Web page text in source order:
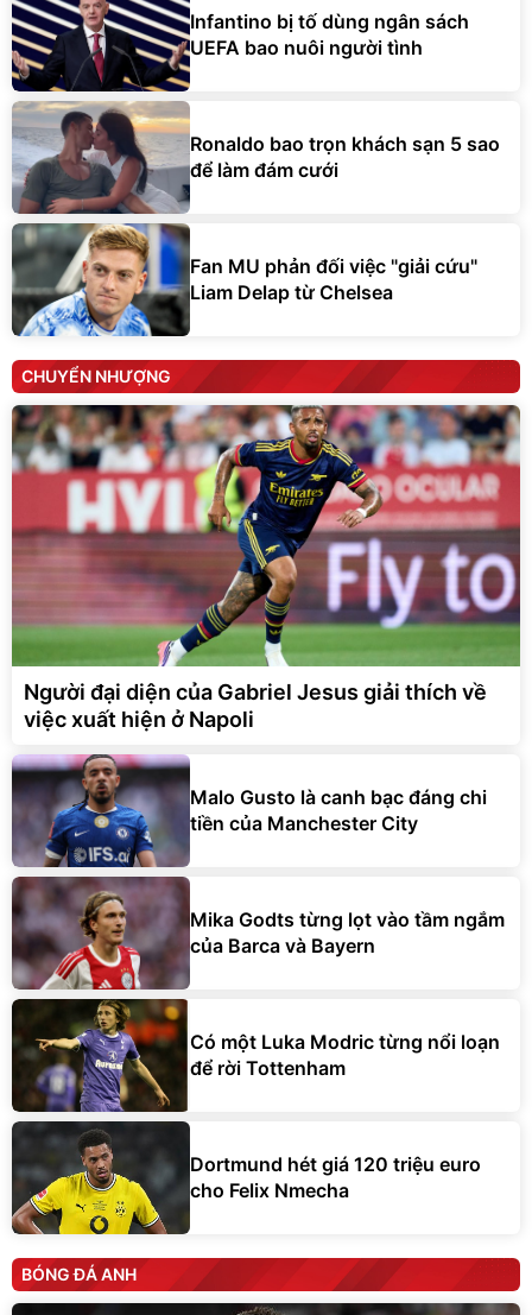
Infantino bị tố dùng ngân sách
UEFA bao nuôi người tình
Ronaldo bao trọn khách sạn 5 sao
để làm đám cưới
Fan MU phản đối việc "giải cứu"
Liam Delap từ Chelsea
CHUYỂN NHƯỢNG
Người đại diện của Gabriel Jesus giải thích về
việc xuất hiện ở Napoli
Malo Gusto là canh bạc đáng chi
tiền của Manchester City
Mika Godts từng lọt vào tầm ngắm
của Barca và Bayern
Có một Luka Modric từng nổi loạn
để rời Tottenham
Dortmund hét giá 120 triệu euro
cho Felix Nmecha
BÓNG ĐÁ ANH